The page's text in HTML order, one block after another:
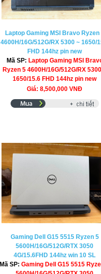
Laptop Gaming MSI Bravo Ryzen
4600H/16G/512G/RX 5300 ~ 1650/
FHD 144hz pin new
Mã SP: Laptop Gaming MSI
Ryzen 5 4600H/16G/512G/RX
1650/15.6 FHD 144hz pin new
Giá: 8,500,000 VNĐ
Gaming Dell G15 5515 Ryzen 5
5600H/16G/512G/RTX 3050
4G/15.6FHD 144hz win 10 SL
Mã SP:Gaming Dell G15 5515